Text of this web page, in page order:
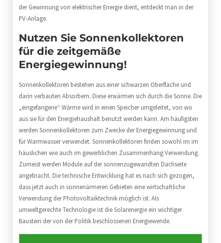
der Gewinnung von elektrischer Energie dient, entdeckt man in der
PV-Anlage.
Nutzen Sie Sonnenkollektoren
für die zeitgemäße
Energiegewinnung!
Sonnenkollektoren bestehen aus einer schwarzen Oberfläche und
darin verbauten Absorbern. Diese erwärmen sich durch die Sonne. Die
„eingefangene“ Wärme wird in einen Speicher umgeleitet, von wo
aus sie für den Energiehaushalt benutzt werden kann. Am häufigsten
werden Sonnenkollektoren zum Zwecke der Energiegewinnung und
für Warmwasser verwendet. Sonnenkollektoren finden sowohl im im
häuslichen wie auch im gewerblichen Zusammenhang Verwendung.
Zumeist werden Module auf der sonnenzugewandten Dachseite
angebracht. Die technische Entwicklung hat es nach sich gezogen,
dass jetzt auch in sonnenärmeren Gebieten eine wirtschaftliche
Verwendung der Photovoltaiktechnik möglich ist. Als
umweltgerechte Technologie ist die Solarenergie ein wichtiger
Baustein der von der Politik beschlossenen Energiewende.